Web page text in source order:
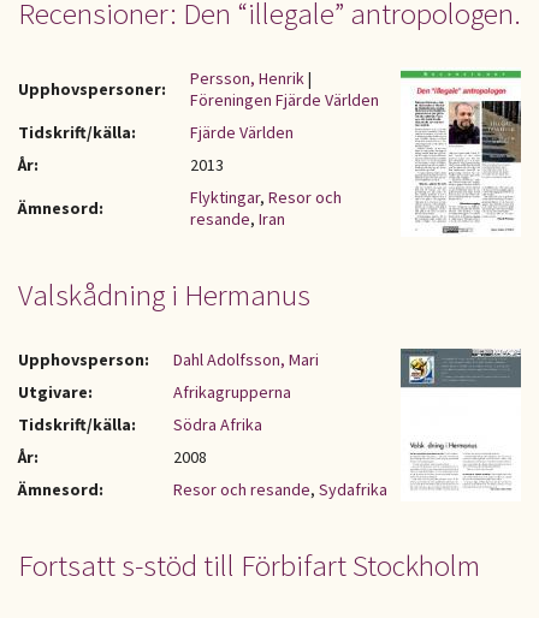
Recensioner: Den “illegale” antropologen.
Upphovspersoner: Persson, Henrik|
Föreningen Fjärde Världen
Tidskrift/källa:
Fjärde Världen
År:
2013
Ämnesord:
Flyktingar, Resor och
resande, Iran
Valskådning i Hermanus
Upphovsperson:
Dahl Adolfsson, Mari
Utgivare:
Afrikagrupperna
Tidskrift/källa:
Södra Afrika
År:
2008
Ämnesord:
Resor och resande, Sydafrika
Fortsatt s-stöd till Förbifart Stockholm